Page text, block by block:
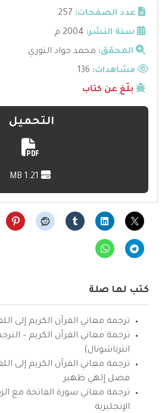
عدد الصفحات: 257
سنة النشر: 2004 م
المحقق: محمد جواد النوري
مشاهدات:
بلّغ عن كتاب
التحميل
كتب لها صلة
ترجمة معاني القرآن الكريم إلى
ترجمة معاني القرآن الكريم –
انترناشونال)
ترجمة معاني القرآن الكريم إلى
فضل إلهي ظهير
ترجمة معاني سورة الفاتحة مع
الإنجليزية